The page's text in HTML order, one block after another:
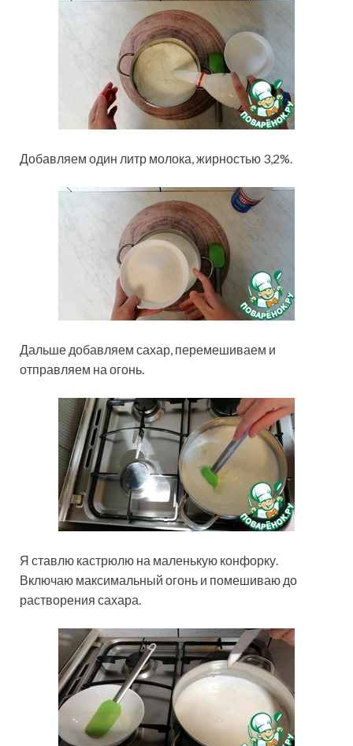
Добавляем один литр молока, жирностью 3,2%.
Дальше добавляем сахар, перемешиваем и
отправляем на огонь.
Я ставлю кастрюлю на маленькую конфорку.
Включаю максимальный огонь и помешиваю до
растворения сахара.